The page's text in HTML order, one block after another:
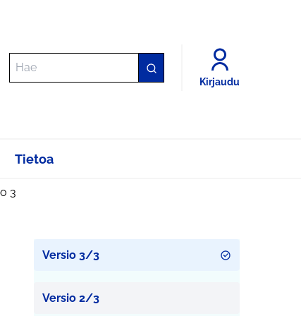
Kirjaudu
Tietoa
3
Versio 3/3
Versio 2/3